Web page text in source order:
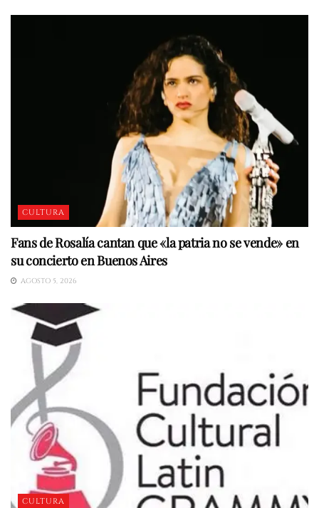
CULTURA
Fans de Rosalía cantan que «la patria no se vende» en
su concierto en Buenos Aires
AGOSTO 5, 2026
CULTURA